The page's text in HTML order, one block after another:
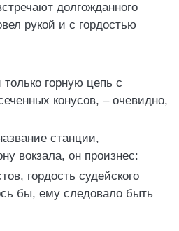
долгожданного
рукой и с гордостью
горную цепь с
конусов, – очевидно,
станции,
вокзала, он произнес:
гордость судейского
бы, ему следовало быть